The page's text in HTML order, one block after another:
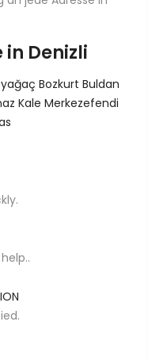
Denizli
Bozkurt Buldan
Kale Merkezefendi